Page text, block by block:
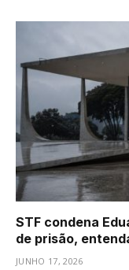
STF condena
de prisão,
JUNHO 17, 2026